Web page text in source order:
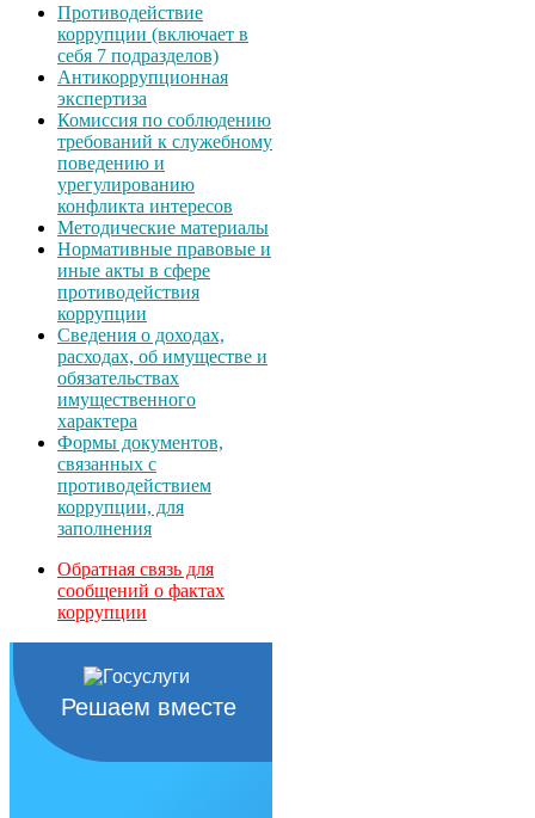
Противодействие
коррупции (включает в
себя 7 подразделов)
Антикоррупционная
экспертиза
Комиссия по соблюдению
требований к служебному
поведению и
урегулированию
конфликта интересов
Методические материалы
Нормативные правовые и
иные акты в сфере
противодействия
коррупции
Сведения о доходах,
расходах, об имуществе и
обязательствах
имущественного
характера
Формы документов,
связанных с
противодействием
коррупции, для
заполнения
Обратная связь для
сообщений о фактах
коррупции
Решаем вместе